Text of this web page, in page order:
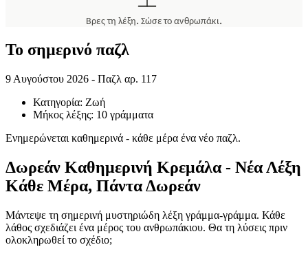
Το σημερινό παζλ
9 Αυγούστου 2026 - Παζλ αρ. 117
Κατηγορία: Ζωή
Μήκος λέξης: 10 γράμματα
Ενημερώνεται καθημερινά - κάθε μέρα ένα νέο παζλ.
Δωρεάν Καθημερινή Κρεμάλα - Νέα Λέξη
Κάθε Μέρα, Πάντα Δωρεάν
Μάντεψε τη σημερινή μυστηριώδη λέξη γράμμα-γράμμα. Κάθε
λάθος σχεδιάζει ένα μέρος του ανθρωπάκιου. Θα τη λύσεις πριν
ολοκληρωθεί το σχέδιο;